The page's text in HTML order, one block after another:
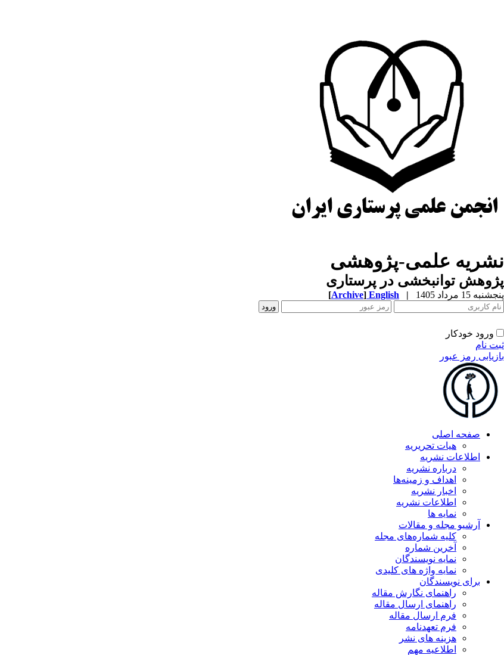
نشریه علمی-پژوهشی
پژوهش توانبخشی در پرستاری
پنجشنبه 15 مرداد 1405 |
English
[Archive]
ورود خودکار
ثبت نام
بازیابی رمز عبور
صفحه اصلی
هیات تحریریه
اطلاعات نشریه
درباره نشریه
اهداف و زمینه‌ها
اخبار نشریه
اطلاعات نشریه
نمایه ها
آرشیو مجله و مقالات
کلیه شماره‌های مجله
آخرین شماره
نمایه نویسندگان
نمایه واژه های کلیدی
برای نویسندگان
راهنمای نگارش مقاله
راهنمای ارسال مقاله
فرم ارسال مقاله
فرم تعهدنامه
هزینه های نشر
اطلاعیه مهم